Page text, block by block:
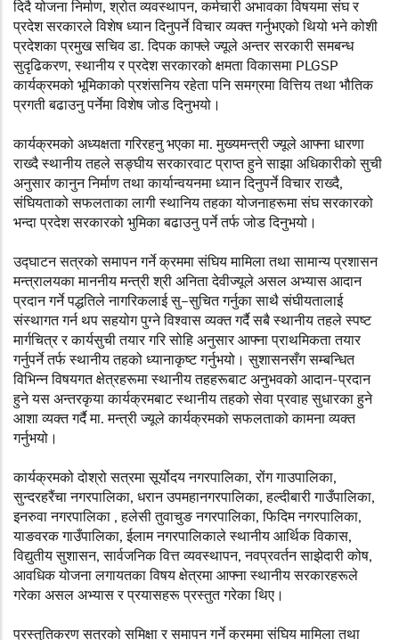
दिदै योजना निर्माण, श्रोत व्यवस्थापन, कर्मचारी अभावका विषयमा संघ र
प्रदेश सरकारले विशेष ध्यान दिनुपर्ने विचार व्यक्त गर्नुभएको थियो भने कोशी
प्रदेशका प्रमुख सचिव डा. दिपक काफ्ले ज्यूले अन्तर सरकारी समबन्ध
सुदृढिकरण, स्थानीय र प्रदेश सरकारको क्षमता विकासमा PLGSP
कार्यक्रमको भूमिकाको प्रशंसनिय रहेता पनि समग्रमा वित्तिय तथा भौतिक
प्रगती बढाउनु पर्नेमा विशेष जोड दिनुभयो।
कार्यक्रमको अध्यक्षता गरिरहनु भएका मा. मुख्यमन्त्री ज्यूले आफ्ना धारणा
राख्दै स्थानीय तहले सङ्घीय सरकारवाट प्राप्त हुने साझा अधिकारीको सुची
अनुसार कानुन निर्माण तथा कार्यान्वयनमा ध्यान दिनुपर्ने विचार राख्दै,
संघियताको सफलताका लागी स्थानिय तहका योजनाहरूमा संघ सरकारको
भन्दा प्रदेश सरकारको भुमिका बढाउनु पर्ने तर्फ जोड दिनुभयो।
उद्घाटन सत्रको समापन गर्ने क्रममा संघिय मामिला तथा सामान्य प्रशासन
मन्त्रालयका माननीय मन्त्री श्री अनिता देवीज्यूले असल अभ्यास आदान
प्रदान गर्ने पद्धतिले नागरिकलाई सु–सुचित गर्नुका साथै संघीयतालाई
संस्थागत गर्न थप सहयोग पुग्ने विश्वास व्यक्त गर्दै सबै स्थानीय तहले स्पष्ट
मार्गचित्र र कार्यसुची तयार गरि सोहि अनुसार आफ्ना प्राथमिकता तयार
गर्नुपर्ने तर्फ स्थानीय तहको ध्यानाकृष्ट गर्नुभयो। सुशासनसँग सम्बन्धित
विभिन्न विषयगत क्षेत्रहरूमा स्थानीय तहहरूबाट अनुभवको आदान-प्रदान
हुने यस अन्तरकृया कार्यक्रमबाट स्थानीय तहको सेवा प्रवाह सुधारका हुने
आशा व्यक्त गर्दै मा. मन्त्री ज्यूले कार्यक्रमको सफलताको कामना व्यक्त
गर्नुभयो।
कार्यक्रमको दोश्रो सत्रमा सूर्योदय नगरपालिका, रोंग गाउपालिका,
सुन्दरहरैंचा नगरपालिका, धरान उपमहानगरपालिका, हल्दीबारी गाउँपालिका,
इनरुवा नगरपालिका , हलेसी तुवाचुङ नगरपालिका, फिदिम नगरपालिका,
याङवरक गाउँपालिका, ईलाम नगरपालिकाले स्थानीय आर्थिक विकास,
विद्युतीय सुशासन, सार्वजनिक वित्त व्यवस्थापन, नवप्रवर्तन साझेदारी कोष,
आवधिक योजना लगायतका विषय क्षेत्रमा आफ्ना स्थानीय सरकारहरूले
गरेका असल अभ्यास र प्रयासहरू प्रस्तुत गरेका थिए।
प्रस्तुतिकरण सत्रको समिक्षा र समापन गर्ने क्रममा संघिय मामिला तथा